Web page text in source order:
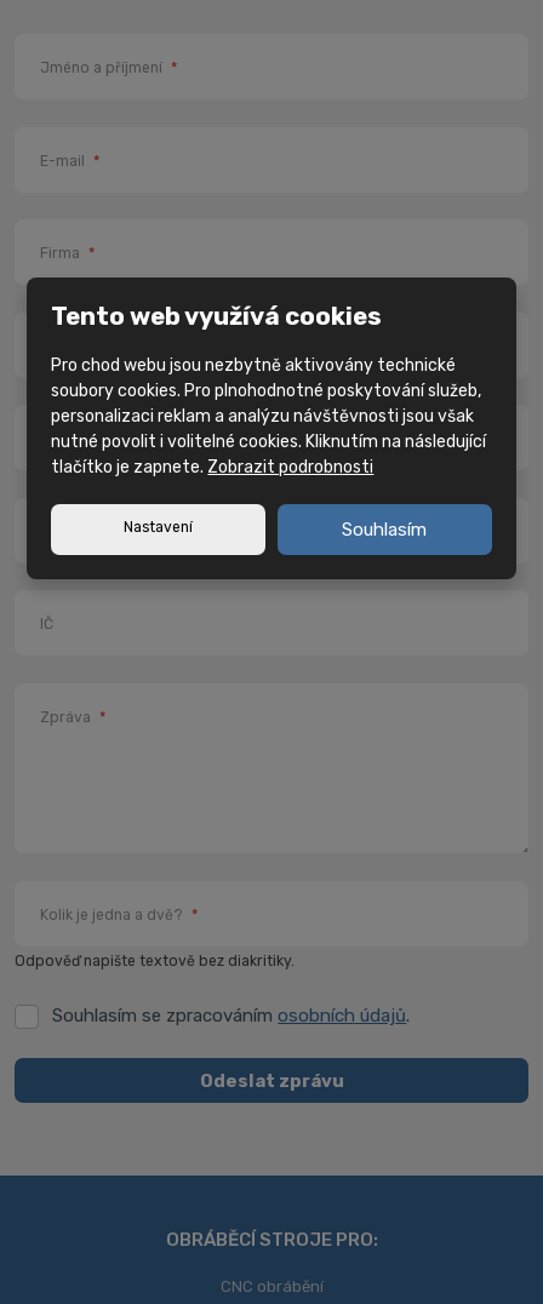
Jméno a příjmení *
E-mail *
Firma *
Město *
IČ
Zpráva *
Kolik je jedna a dvě? *
Odpověď napište textově bez diakritiky.
Souhlasím
zpracováním
osobních
Souhlasím se zpracovánímosobních údajů.
Odeslat zprávu
OBRÁBĚCÍ STROJE PRO:
CNC obrábění
Tento web využívá cookies
Pro chod webu jsou nezbytně aktivovány technické
soubory cookies. Pro plnohodnotné poskytování služeb,
personalizaci reklam a analýzu návštěvnosti jsou však
nutné povolit i volitelné cookies. Kliknutím na následující
tlačítko je zapnete. Zobrazit podrobnosti
Nastavení Souhlasím